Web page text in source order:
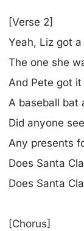
[Verse 2]
Yeah, Liz got a
The one she
And Pete got it
A baseball bat
Did anyone see
Any presents
Does Santa
Does Santa
[Chorus]